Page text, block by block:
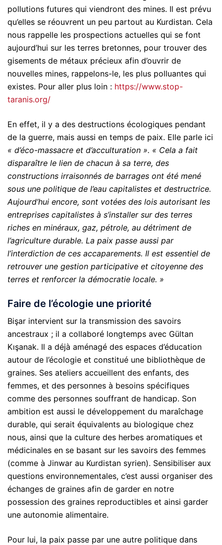
pollutions futures qui viendront des mines. Il est prévu
qu’elles se réouvrent un peu partout au Kurdistan. Cela
nous rappelle les prospections actuelles qui se font
aujourd’hui sur les terres bretonnes, pour trouver des
gisements de métaux précieux afin d’ouvrir de
nouvelles mines, rappelons-le, les plus polluantes qui
existes. Pour aller plus loin : https://www.stop-
taranis.org/
En effet, il y a des destructions écologiques pendant
de la guerre, mais aussi en temps de paix. Elle parle ici
« d’éco-massacre et d’acculturation ». « Cela a fait
disparaître le lien de chacun à sa terre, des
constructions irraisonnés de barrages ont été mené
sous une politique de l’eau capitalistes et destructrice.
Aujourd’hui encore, sont votées des lois autorisant les
entreprises capitalistes à s’installer sur des terres
riches en minéraux, gaz, pétrole, au détriment de
l’agriculture durable. La paix passe aussi par
l’interdiction de ces accaparements. Il est essentiel de
retrouver une gestion participative et citoyenne des
terres et renforcer la démocratie locale. »
Faire de l’écologie une priorité
Bişar intervient sur la transmission des savoirs
ancestraux ; il a collaboré longtemps avec Gültan
Kışanak. Il a déjà aménagé des espaces d’éducation
autour de l’écologie et constitué une bibliothèque de
graines. Ses ateliers accueillent des enfants, des
femmes, et des personnes à besoins spécifiques
comme des personnes souffrant de handicap. Son
ambition est aussi le développement du maraîchage
durable, qui serait équivalents au biologique chez
nous, ainsi que la culture des herbes aromatiques et
médicinales en se basant sur les savoirs des femmes
(comme à Jinwar au Kurdistan syrien). Sensibiliser aux
questions environnementales, c’est aussi organiser des
échanges de graines afin de garder en notre
possession des graines reproductibles et ainsi garder
une autonomie alimentaire.
Pour lui, la paix passe par une autre politique dans